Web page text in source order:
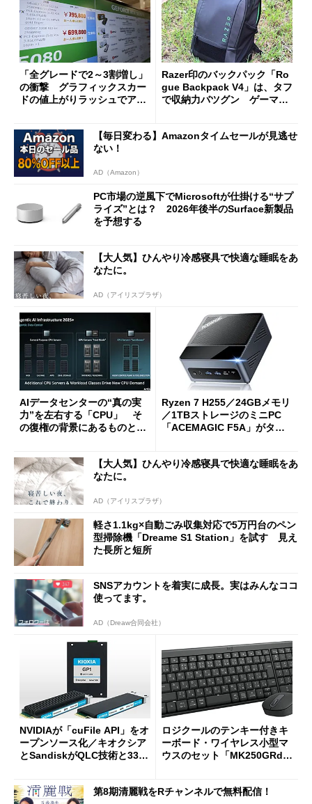
「全グレードで2～3割増し」
の衝撃 グラフィックスカー
ドの値上がりラッシュでアキ
Razer印のバックパック「Ro
gue Backpack V4」は、タフ
で収納力バツグン ゲーマー
【毎日変わる】Amazonタイムセールが見逃せ
ない！
AD（Amazon）
PC市場の逆風下でMicrosoftが仕掛ける“サプ
ライズ”とは？ 2026年後半のSurface新製品
を予想する
【大人気】ひんやり冷感寝具で快適な睡眠をあ
なたに。
AD（アイリスプラザ）
AIデータセンターの“真の実
力”を左右する「CPU」 そ
の復権の背景にあるものと
Ryzen 7 H255／24GBメモリ
／1TBストレージのミニPC
「ACEMAGIC F5A」がタイ
【大人気】ひんやり冷感寝具で快適な睡眠をあ
なたに。
AD（アイリスプラザ）
軽さ1.1kg×自動ごみ収集対応で5万円台のペン
型掃除機「Dreame S1 Station」を試す 見え
た長所と短所
SNSアカウントを着実に成長。実はみんなココ
使ってます。
AD（Dreaw合同会社）
NVIDIAが「cuFile API」をオ
ープンソース化／キオクシア
とSandiskがQLC技術と332
ロジクールのテンキー付きキ
ーボード・ワイヤレス小型マ
ウスのセット「MK250GRd」
第8期清麗戦をRチャンネルで無料配信！